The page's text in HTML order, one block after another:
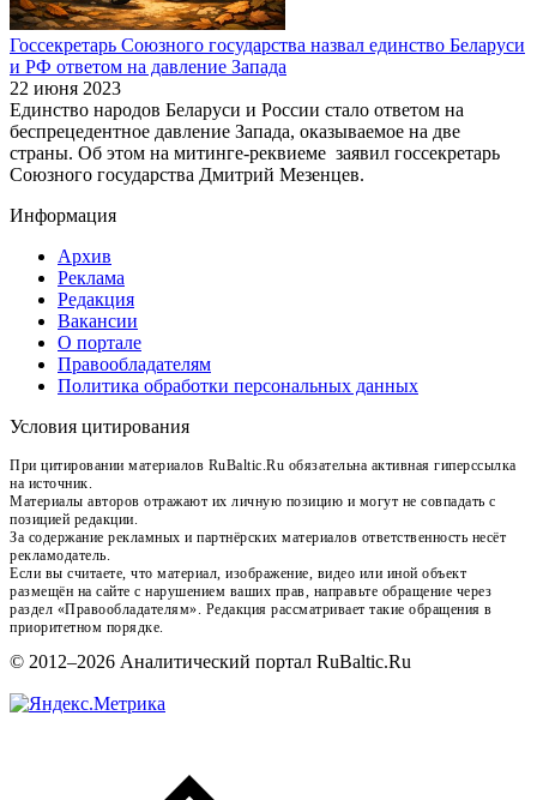
Госсекретарь Союзного государства назвал единство Беларуси
и РФ ответом на давление Запада
22 июня 2023
Единство народов Беларуси и России стало ответом на
беспрецедентное давление Запада, оказываемое на две
страны. Об этом на митинге-реквиеме заявил госсекретарь
Союзного государства Дмитрий Мезенцев.
Информация
Архив
Реклама
Редакция
Вакансии
О портале
Правообладателям
Политика обработки персональных данных
Условия цитирования
При цитировании материалов RuBaltic.Ru обязательна активная гиперссылка
на источник.
Материалы авторов отражают их личную позицию и могут не совпадать с
позицией редакции.
За содержание рекламных и партнёрских материалов ответственность несёт
рекламодатель.
Если вы считаете, что материал, изображение, видео или иной объект
размещён на сайте с нарушением ваших прав, направьте обращение через
раздел «Правообладателям». Редакция рассматривает такие обращения в
приоритетном порядке.
© 2012–2026 Аналитический портал RuBaltic.Ru